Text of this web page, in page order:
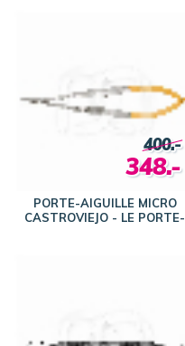
PORTE-AIGUILLE MICRO
CASTROVIEJO - LE PORTE-
400.-
348.-